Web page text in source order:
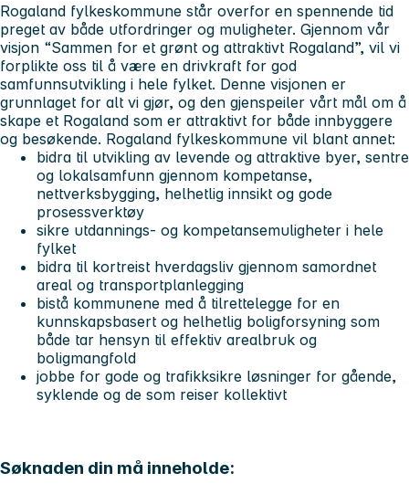
Rogaland fylkeskommune står overfor en spennende tid
preget av både utfordringer og muligheter. Gjennom vår
visjon “Sammen for et grønt og attraktivt Rogaland”, vil vi
forplikte oss til å være en drivkraft for god
samfunnsutvikling i hele fylket. Denne visjonen er
grunnlaget for alt vi gjør, og den gjenspeiler vårt mål om å
skape et Rogaland som er attraktivt for både innbyggere
og besøkende. Rogaland fylkeskommune vil blant annet:
bidra til utvikling av levende og attraktive byer, sentre
og lokalsamfunn gjennom kompetanse,
nettverksbygging, helhetlig innsikt og gode
prosessverktøy
sikre utdannings- og kompetansemuligheter i hele
fylket
bidra til kortreist hverdagsliv gjennom samordnet
areal og transportplanlegging
bistå kommunene med å tilrettelegge for en
kunnskapsbasert og helhetlig boligforsyning som
både tar hensyn til effektiv arealbruk og
boligmangfold
jobbe for gode og trafikksikre løsninger for gående,
syklende og de som reiser kollektivt
Søknaden din må inneholde: